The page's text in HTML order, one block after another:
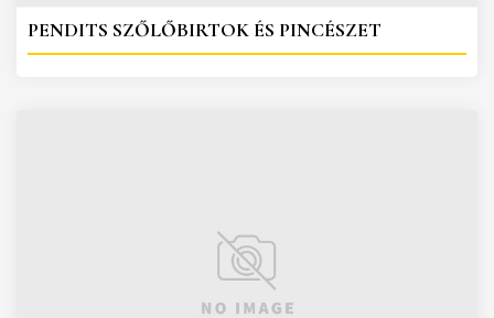
PENDITS SZŐLŐBIRTOK ÉS PINCÉSZET